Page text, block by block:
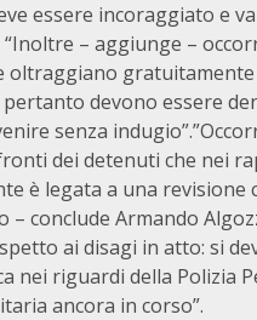
essere incoraggiato e
– aggiunge –
oltraggiano
devono essere
senza
dei detenuti che nei
è legata a una revisione
– conclude Armando
ai disagi in atto: si
nei riguardi della Polizia
ancora in corso”.